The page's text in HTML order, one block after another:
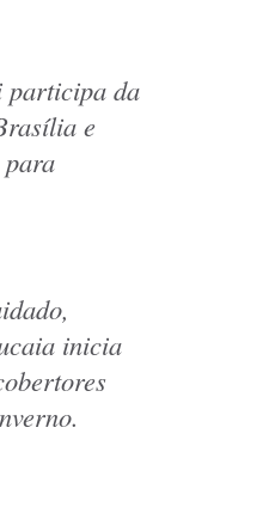
participa da
e
para
inicia